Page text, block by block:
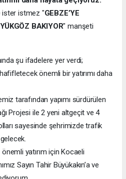
ister istmez "GEBZE’YE
BAKIYOR" manşeti
şu ifadelere yer verdi;
önemli bir yatırımı daha
tarafından yapımı sürdürülen
Projesi ile 2 yeni altgeçit ve 4
sayesinde şehrimizde trafik
yatırım için Kocaeli
Sayın Tahir Büyükakın’a ve